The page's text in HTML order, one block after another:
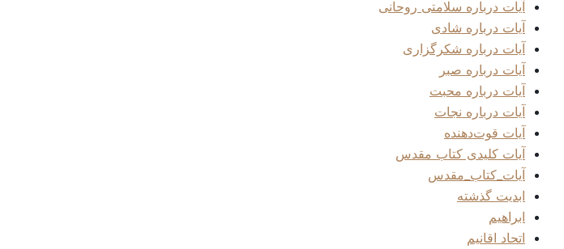
آیات درباره سلامتی روحانی
آیات درباره شادی
آیات درباره شکرگزاری
آیات درباره صبر
آیات درباره محبت
آیات درباره نجات
آیات قوت‌دهنده
آیات کلیدی کتاب مقدس
آیات_کتاب_مقدس
ابدیت گذشته
ابراهیم
اتحاد اقانیم